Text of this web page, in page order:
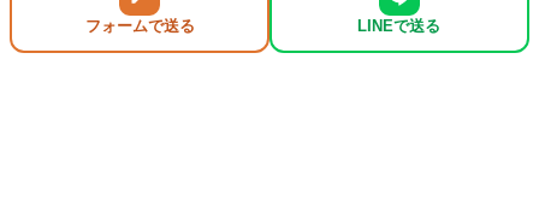
フォームで送る LINEで送る